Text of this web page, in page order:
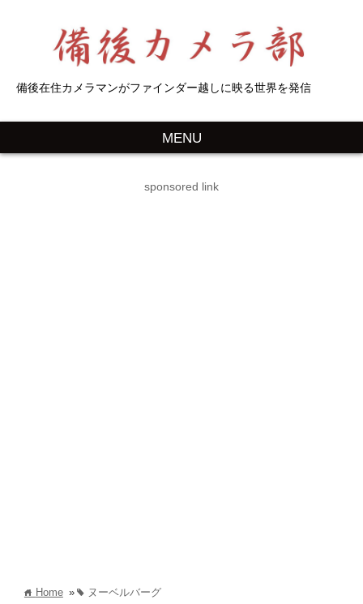
備後在住カメラマンがファインダー越しに映る世界を発信
MENU
sponsored link
home Home » tag ヌーベルバーグ